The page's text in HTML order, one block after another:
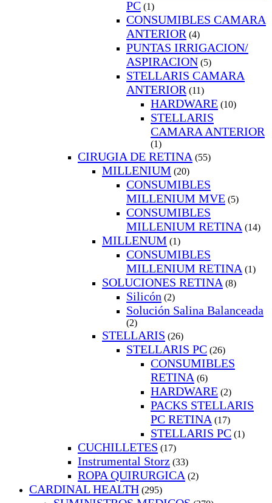
PC (1)
CONSUMIBLES CAMARA
ANTERIOR (4)
PUNTAS IRRIGACION/
ASPIRACION (5)
STELLARIS CAMARA
ANTERIOR (11)
HARDWARE (10)
STELLARIS
CAMARA ANTERIOR
(1)
CIRUGIA DE RETINA (55)
MILLENIUM (20)
CONSUMIBLES
MILLENIUM MVE (5)
CONSUMIBLES
MILLENIUM RETINA (14)
MILLENUM (1)
CONSUMIBLES
MILLENIUM RETINA (1)
SOLUCIONES RETINA (8)
Silicón (2)
Solución Salina Balanceada
(2)
STELLARIS (26)
STELLARIS PC (26)
CONSUMIBLES
RETINA (6)
HARDWARE (2)
PACKS STELLARIS
PC RETINA (17)
STELLARIS PC (1)
CUCHILLETES (17)
Instrumental Storz (33)
ROPA QUIRURGICA (2)
CARDINAL HEALTH (295)